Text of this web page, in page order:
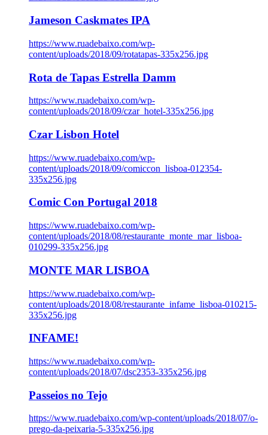
Jameson Caskmates IPA
https://www.ruadebaixo.com/wp-
content/uploads/2018/09/rotatapas-335x256.jpg
Rota de Tapas Estrella Damm
https://www.ruadebaixo.com/wp-
content/uploads/2018/09/czar_hotel-335x256.jpg
Czar Lisbon Hotel
https://www.ruadebaixo.com/wp-
content/uploads/2018/09/comiccon_lisboa-012354-
335x256.jpg
Comic Con Portugal 2018
https://www.ruadebaixo.com/wp-
content/uploads/2018/08/restaurante_monte_mar_lisboa-
010299-335x256.jpg
MONTE MAR LISBOA
https://www.ruadebaixo.com/wp-
content/uploads/2018/08/restaurante_infame_lisboa-010215-
335x256.jpg
INFAME!
https://www.ruadebaixo.com/wp-
content/uploads/2018/07/dsc2353-335x256.jpg
Passeios no Tejo
https://www.ruadebaixo.com/wp-content/uploads/2018/07/o-
prego-da-peixaria-5-335x256.jpg